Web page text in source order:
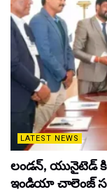
LATEST NEWS
లండన్, యునైటెడ్
ఇండియా చాలెంజ్